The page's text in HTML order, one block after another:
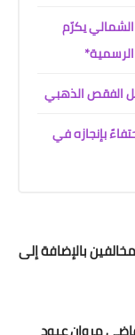
يكرّم
الرسمية*
الفقص الذهبي
بإنجازه في
بالإضافة إلى